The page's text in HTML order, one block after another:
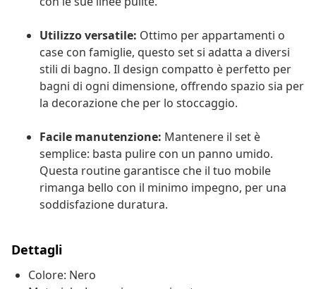
Utilizzo versatile: Ottimo per appartamenti o
case con famiglie, questo set si adatta a diversi
stili di bagno. Il design compatto è perfetto per
bagni di ogni dimensione, offrendo spazio sia per
la decorazione che per lo stoccaggio.
Facile manutenzione: Mantenere il set è
semplice: basta pulire con un panno umido.
Questa routine garantisce che il tuo mobile
rimanga bello con il minimo impegno, per una
soddisfazione duratura.
Dettagli
Colore: Nero